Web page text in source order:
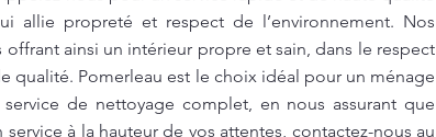
allie propreté et respect de l’environnement. Nos
ainsi un intérieur propre et sain, dans le respect
qualité. Pomerleau est le choix idéal pour un ménage
de nettoyage complet, en nous assurant que
à la hauteur de vos attentes, contactez-nous au